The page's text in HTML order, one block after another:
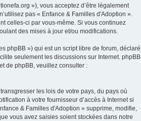
»), vous acceptez d’être légalement
pas « Enfance & Familles d'Adoption ».
celles-ci par vous-même. Si vous continuez
des mises à jour et/ou modifications.
phpBB ») qui est un script libre de forum, déclaré
seulement les discussions sur Internet. phpBB
de phpBB, veuillez consulter :
les lois de votre pays, du pays où
à votre fournisseur d’accès à Internet si
& Familles d'Adoption » supprime, modifie,
vous avez saisies soient stockées dans notre